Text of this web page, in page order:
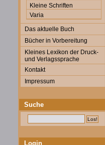
Kleine Schriften
Varia
Das aktuelle Buch
Bücher in Vorbereitung
Kleines Lexikon der Druck-
und Verlagssprache
Kontakt
Impressum
Suche
Login